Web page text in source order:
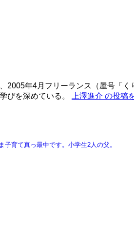
年4月フリーランス（屋号「
びを深めている。
上澤進介 の投稿
子育て真っ最中です。小学生2人の父。